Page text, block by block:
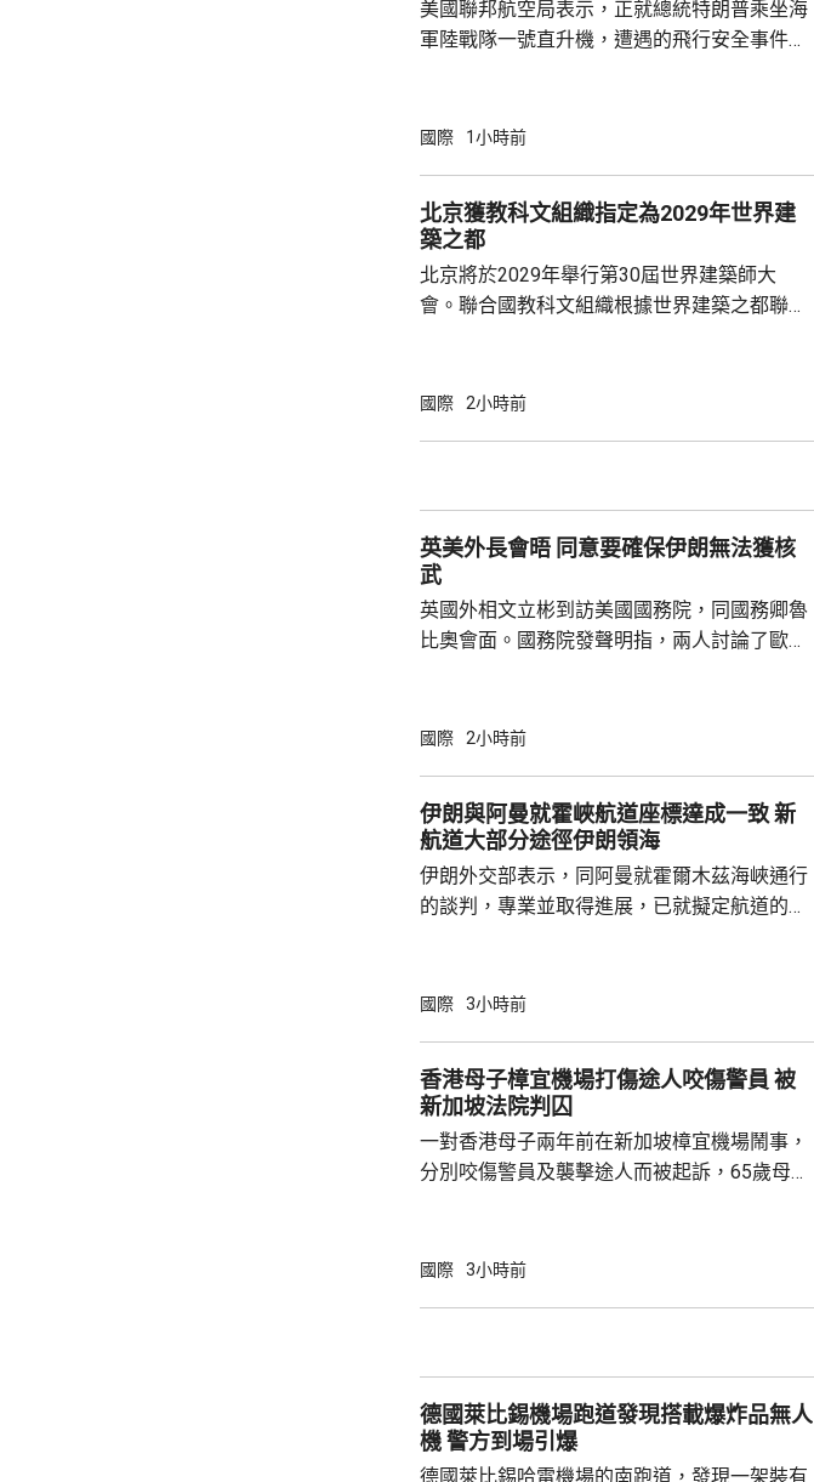
美國聯邦航空局表示，正就總統特朗普乘坐海
軍陸戰隊一號直升機，遭遇的飛行安全事件進
空軍一號專機前往洛杉磯。根據飛行安全規
附近飛行，但當時有一架客機幾乎同特朗普的
直升機同時起飛。而聯邦航空局規定，飛機之
間必須保持1.5英里的水平距離以及50...
國際 1小時前
北京獲教科文組織指定為2029年世界建
築之都
北京將於2029年舉行第30屆世界建築師大
會。聯合國教科文組織根據世界建築之都聯合
遺產，與面向未來的城市可持續發展願景，憑
話，深入探討建築在提升人民生活質素，以及
後代守護人類共同遺產方面所發揮的...
國際 2小時前
英美外長會晤 同意要確保伊朗無法獲核
武
英國外相文立彬到訪美國國務院，同國務卿魯
比奧會面。國務院發聲明指，兩人討論了歐洲
法研發或獲得核武。 今次是文立杉同魯比奧繼
立彬，此行亦會同世銀行長彭安杰會晤。
國際 2小時前
伊朗與阿曼就霍峽航道座標達成一致 新
航道大部分途徑伊朗領海
伊朗外交部表示，同阿曼就霍爾木茲海峽通行
的談判，專業並取得進展，已就擬定航道的地
巴加埃又指，伊朗同阿曼達成的任何協議，並
海上封鎖，以及其他針對伊朗及其利益的侵略
性及威脅性行動。 路透社引述伊朗高層消息人
士及地區官員透露，伊朗同阿曼的協議，...
國際 3小時前
香港母子樟宜機場打傷途人咬傷警員 被
新加坡法院判囚
一對香港母子兩年前在新加坡樟宜機場鬧事，
分別咬傷警員及襲擊途人而被起訴，65歲母親
成，到周一判刑，母親被判入獄6個月，兒子
向母親，期間一名69歲男子上前慰問，但被要
求行開，兒子期間不斷挑釁對方...
國際 3小時前
德國萊比錫機場跑道發現搭載爆炸品無人
機 警方到場引爆
德國萊比錫哈雷機場的南跑道，發現一架裝有